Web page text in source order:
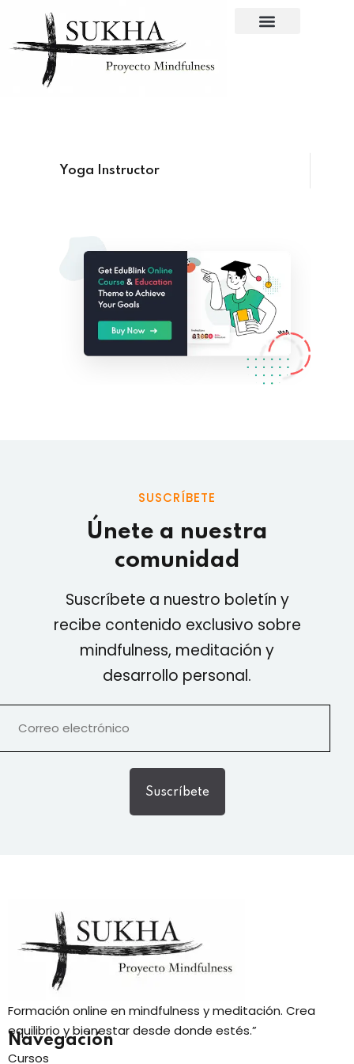
Yoga Instructor
SUSCRÍBETE
Únete a nuestra
comunidad
Suscríbete a nuestro boletín y
recibe contenido exclusivo sobre
mindfulness, meditación y
desarrollo personal.
Suscríbete
Formación online en mindfulness y meditación. Crea
equilibrio y bienestar desde donde estés.”
Navegación
Cursos
Sign in
Remember me Lost your password?